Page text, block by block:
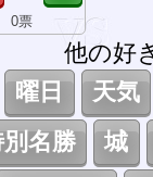
0票
他の好
曜日
天気
名勝
城